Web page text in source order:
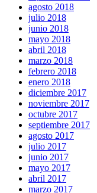
agosto 2018
julio 2018
junio 2018
mayo 2018
abril 2018
marzo 2018
febrero 2018
enero 2018
diciembre 2017
noviembre 2017
octubre 2017
septiembre 2017
agosto 2017
julio 2017
junio 2017
mayo 2017
abril 2017
marzo 2017